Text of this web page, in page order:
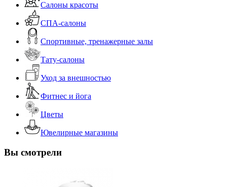
Салоны красоты
СПА-салоны
Спортивные, тренажерные залы
Тату-салоны
Уход за внешностью
Фитнес и йога
Цветы
Ювелирные магазины
Вы смотрели